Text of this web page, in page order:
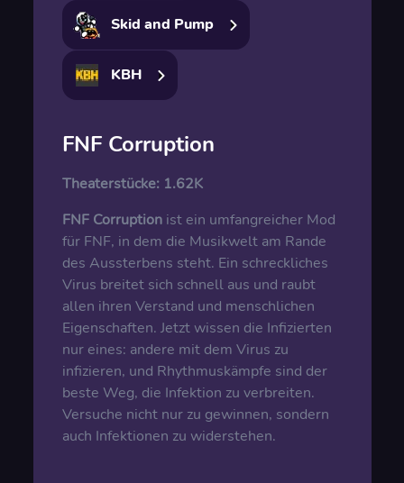
Skid and Pump
KBH
FNF Corruption
Theaterstücke: 1.62K
FNF Corruptionist ein umfangreicher Mod
für FNF, in dem die Musikwelt am Rande
des Aussterbens steht. Ein schreckliches
Virus breitet sich schnell aus und raubt
allen ihren Verstand und menschlichen
Eigenschaften. Jetzt wissen die Infizierten
nur eines: andere mit dem Virus zu
infizieren, und Rhythmuskämpfe sind der
beste Weg, die Infektion zu verbreiten.
Versuche nicht nur zu gewinnen, sondern
auch Infektionen zu widerstehen.